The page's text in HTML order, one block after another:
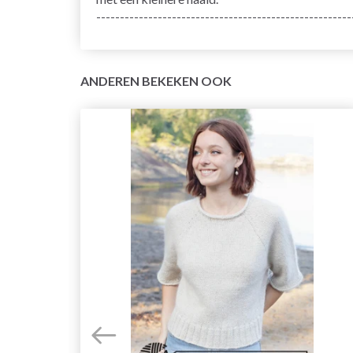
ANDEREN BEKEKEN OOK